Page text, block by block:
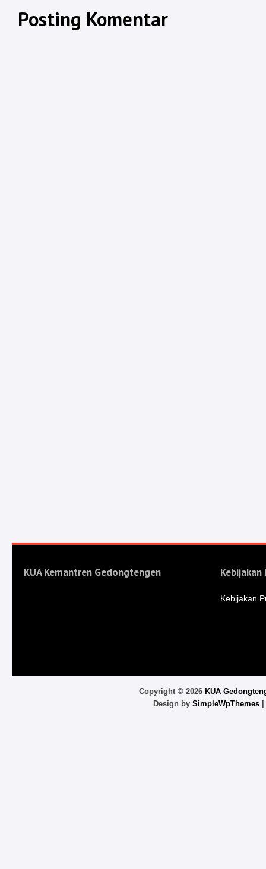
Posting Komentar
KUA Kemantren Gedongtengen Kebijakan
Kebijakan
Copyright © 2026 KUA
Design by SimpleWpThemes